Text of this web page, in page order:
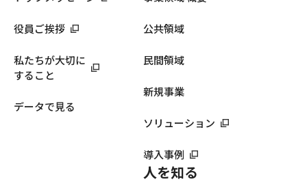
役員ご挨拶
私たちが大切に
すること
データで見る
公共領域
民間領域
新規事業
ソリューション
導入事例
人を知る